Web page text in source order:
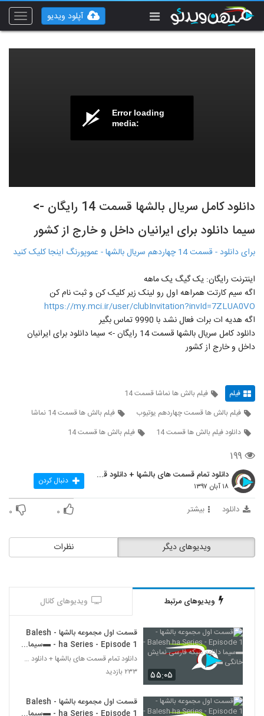
Toggle
آپلود ویدیو
Error loading
media:
دانلود کامل سریال بالشها قسمت 14 رایگان ->
سیما دانلود برای ایرانیان داخل و خارج از کشور
برای دانلود - قسمت 14 چهاردهم سریال بالشها - عموپورنگ اینجا کلیک کنید
اینترنت رایگان: یک گیگ یک ماهه
اگه سیم کارتت همراهه اول رو لینک زیر کلیک کن و ثبت نام کن
https://my.mci.ir/user/clubInvitation?invId=7ZLUA0VO
اگه هدیه ات برات فعال نشد با 9990 تماس بگیر
دانلود کامل سریال بالشها قسمت 14 رایگان -> سیما دانلود برای ایرانیان
داخل و خارج از کشور
فیلم
فیلم بالش ها نماشا قسمت 14
فیلم بالش ها قسمت چهاردهم یوتیوب
فیلم بالش ها قسمت 14 نماشا
دانلود فیلم بالش ها قسمت 14
فیلم بالش ها قسمت 14
۱۹۹
دانلود تمام قسمت های بالشها + دانلود قسمت 14 چهارد
۱۸ آبان ۱۳۹۷ دنبال کردن
دانلود بیشتر ۰ ۰
نظرات ویدیوهای دیگر
ویدیوهای مرتبط ویدیوهای کانال
۵۵:۰۵
قسمت اول مجموعه بالشها - Balesh
ha Series - Episode 1 - ▬سیما
دانلود شبکه فارسی نمایش خانگی ▬ دانلود تمام قسمت های بالشها + دانلود قسمت 14 چهارد
۲۳۳ بازدید
قسمت اول مجموعه بالشها - Balesh